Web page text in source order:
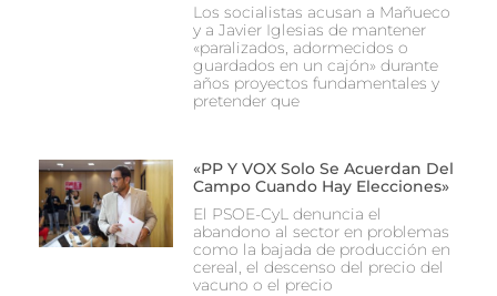
Los socialistas acusan a Mañueco
y a Javier Iglesias de mantener
«paralizados, adormecidos o
guardados en un cajón» durante
años proyectos fundamentales y
pretender que
«PP Y VOX Solo Se Acuerdan Del
Campo Cuando Hay Elecciones»
El PSOE-CyL denuncia el
abandono al sector en problemas
como la bajada de producción en
cereal, el descenso del precio del
vacuno o el precio